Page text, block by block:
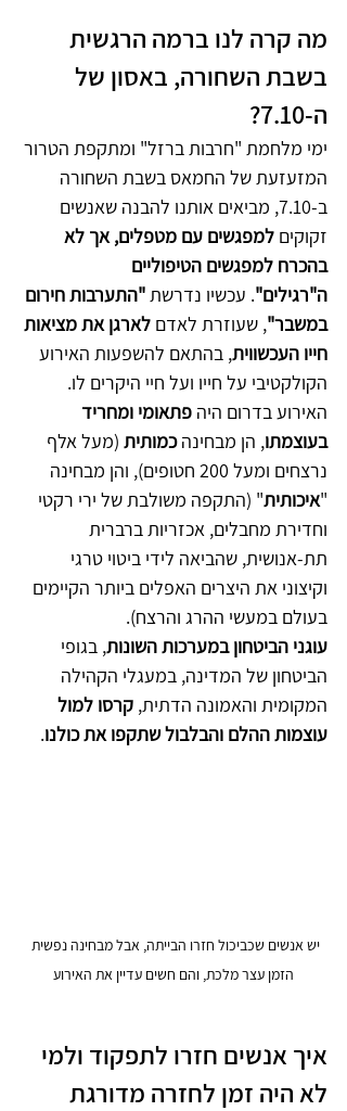
מה קרה לנו ברמה הרגשית
בשבת השחורה, באסון של
ה-7.10?
ימי מלחמת "חרבות ברזל" ומתקפת הטרור
המזעזעת של החמאס בשבת השחורה
ב-7.10, מביאים אותנו להבנה שאנשים
זקוקים למפגשים עם מטפלים, אך לא
בהכרח למפגשים הטיפוליים
ה"רגילים". עכשיו נדרשת "התערבות חירום
במשבר", שעוזרת לאדם לארגן את מציאות
חייו העכשווית, בהתאם להשפעות האירוע
הקולקטיבי על חייו ועל חיי היקרים לו.
האירוע בדרום היה פתאומי ומחריד
בעוצמתו, הן מבחינה כמותית (מעל אלף
נרצחים ומעל 200 חטופים), והן מבחינה
"איכותית" (התקפה משולבת של ירי רקטי
וחדירת מחבלים, אכזריות ברברית
תת-אנושית, שהביאה לידי ביטוי טרגי
וקיצוני את היצרים האפלים ביותר הקיימים
בעולם במעשי ההרג והרצח).
עוגני הביטחון במערכות השונות, בגופי
הביטחון של המדינה, במעגלי הקהילה
המקומית והאמונה הדתית, קרסו למול
עוצמות ההלם והבלבול שתקפו את כולנו.
יש אנשים שכביכול חזרו הבייתה, אבל מבחינה נפשית
הזמן עצר מלכת, והם חשים עדיין את האירוע
איך אנשים חזרו לתפקוד ולמי
לא היה זמן לחזרה מדורגת